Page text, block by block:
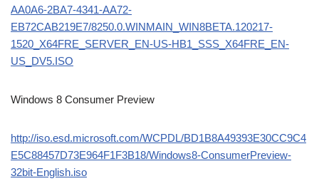
AA0A6-2BA7-4341-AA72-
EB72CAB219E7/8250.0.WINMAIN_WIN8BETA.120217-
1520_X64FRE_SERVER_EN-US-HB1_SSS_X64FRE_EN-
US_DV5.ISO
Windows 8 Consumer Preview
http://iso.esd.microsoft.com/WCPDL/BD1B8A49393E30CC9C4
E5C88457D73E964F1F3B18/Windows8-ConsumerPreview-
32bit-English.iso